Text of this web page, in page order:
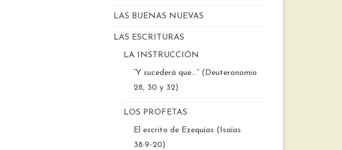
LAS BUENAS NUEVAS
LAS ESCRITURAS
LA INSTRUCCIÓN
“Y sucederá que…” (Deuteronomio
28, 30 y 32)
LOS PROFETAS
El escrito de Ezequías (Isaías
38:9-20)